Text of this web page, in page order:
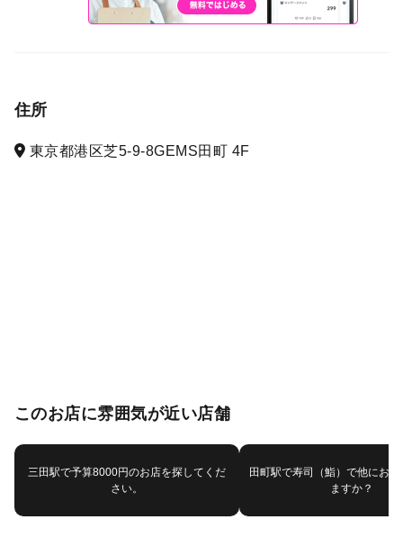
住所
東京都港区芝5-9-8GEMS田町 4F
このお店に雰囲気が近い店舗
三田駅で予算8000円のお店を探してくだ
さい。
田町駅で寿司（鮨）で他にお
ますか？